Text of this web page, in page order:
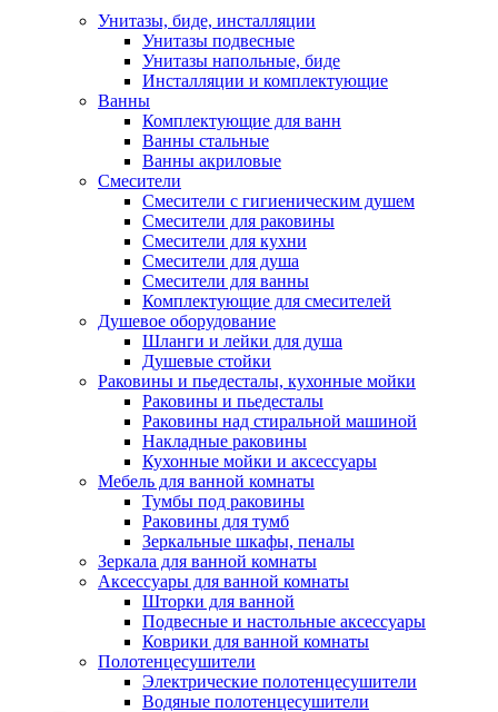
Унитазы, биде, инсталляции
Унитазы подвесные
Унитазы напольные, биде
Инсталляции и комплектующие
Ванны
Комплектующие для ванн
Ванны стальные
Ванны акриловые
Смесители
Смесители с гигиеническим душем
Смесители для раковины
Смесители для кухни
Смесители для душа
Смесители для ванны
Комплектующие для смесителей
Душевое оборудование
Шланги и лейки для душа
Душевые стойки
Раковины и пьедесталы, кухонные мойки
Раковины и пьедесталы
Раковины над стиральной машиной
Накладные раковины
Кухонные мойки и аксессуары
Мебель для ванной комнаты
Тумбы под раковины
Раковины для тумб
Зеркальные шкафы, пеналы
Зеркала для ванной комнаты
Аксессуары для ванной комнаты
Шторки для ванной
Подвесные и настольные аксессуары
Коврики для ванной комнаты
Полотенцесушители
Электрические полотенцесушители
Водяные полотенцесушители